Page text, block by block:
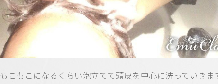
もこもこになるくらい泡立てて頭皮を中心に洗っていきま